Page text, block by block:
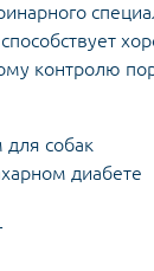
контролю
собак
диабете